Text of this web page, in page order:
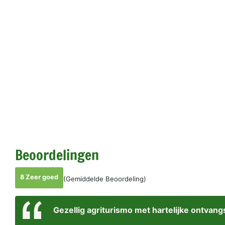
Beoordelingen
8 Zeer goed (Gemiddelde Beoordeling)
Gezellig agriturismo met hartelijke